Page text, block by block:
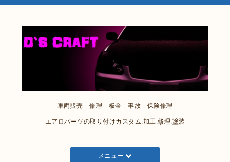
車両販売 修理 板金 事故 保険修理
エアロパーツの取り付けカスタム.加工.修理.塗装
メニュー